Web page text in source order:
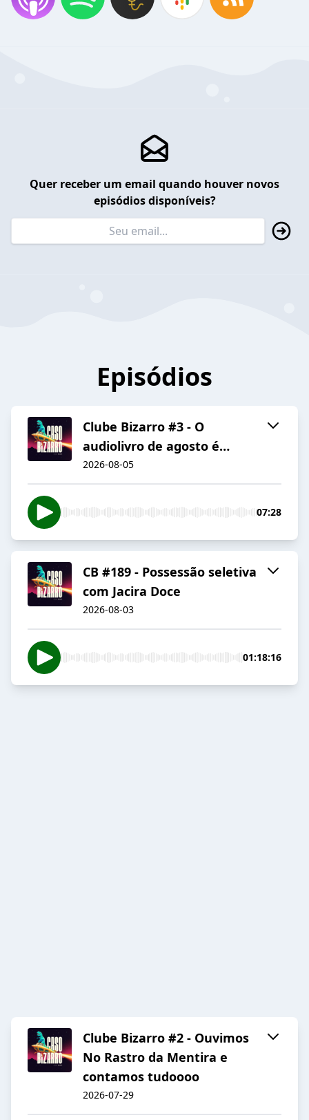
Quer receber um email quando houver novos
episódios disponíveis?
Episódios
Clube Bizarro #3 - O
audiolivro de agosto é…
2026-08-05
07:28
CB #189 - Possessão seletiva
com Jacira Doce
2026-08-03
01:18:16
Clube Bizarro #2 - Ouvimos
No Rastro da Mentira e
contamos tudoooo
2026-07-29